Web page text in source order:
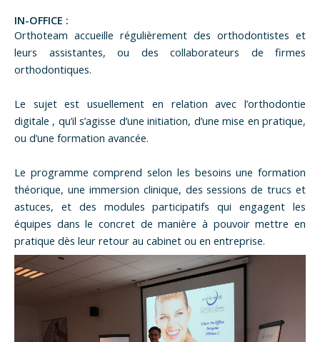
IN-OFFICE :
Orthoteam accueille régulièrement des orthodontistes et
leurs assistantes, ou des collaborateurs de firmes
orthodontiques.
Le sujet est usuellement en relation avec l’orthodontie
digitale , qu’il s’agisse d’une initiation, d’une mise en pratique,
ou d’une formation avancée.
Le programme comprend selon les besoins une formation
théorique, une immersion clinique, des sessions de trucs et
astuces, et des modules participatifs qui engagent les
équipes dans le concret de manière à pouvoir mettre en
pratique dès leur retour au cabinet ou en entreprise.